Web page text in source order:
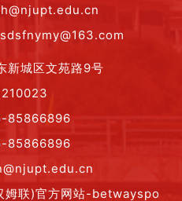
新城区文苑路9号
210023
85866896
85866896
姆联)官方网站-betwayspo